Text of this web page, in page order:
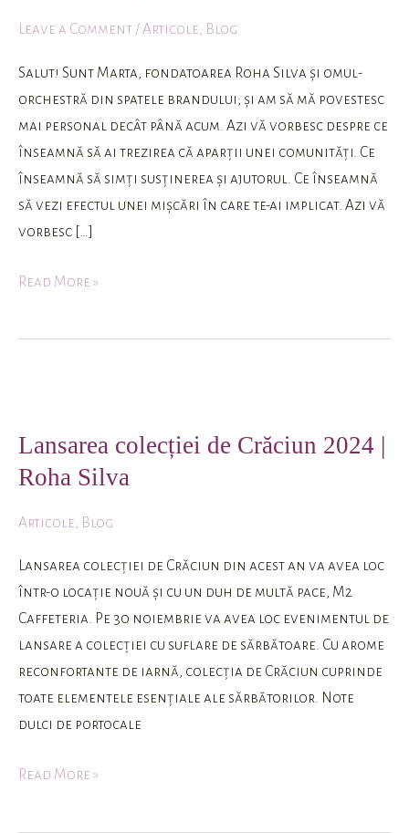
Leave a Comment / Articole Blog
Salut! Sunt Marta, fondatoarea Roha Silva și omul-
orchestră din spatele brandului; și am să mă povestesc
mai personal decât până acum. Azi vă vorbesc despre ce
înseamnă să ai trezirea că aparții unei comunități. Ce
înseamnă să simți susținerea și ajutorul. Ce înseamnă
să vezi efectul unei mișcări în care te-ai implicat. Azi vă
vorbesc […]
traditie
Read More »
Lansarea colecției de Crăciun 2024 |
Roha Silva
Articole Blog
Lansarea colecției de Crăciun din acest an va avea loc
într-o locație nouă și cu un duh de multă pace, M2
Caffeteria. Pe 30 noiembrie va avea loc evenimentul de
lansare a colecției cu suflare de sărbătoare. Cu arome
reconfortante de iarnă, colecția de Crăciun cuprinde
toate elementele esențiale ale sărbătorilor. Note
dulci de portocale
Crăciun
|
Read More »